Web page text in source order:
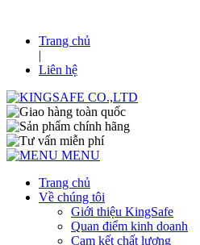
Trang chủ
|
Liên hệ
MENU
Trang chủ
Về chúng tôi
Giới thiệu KingSafe
Quan điểm kinh doanh
Cam kết chất lượng